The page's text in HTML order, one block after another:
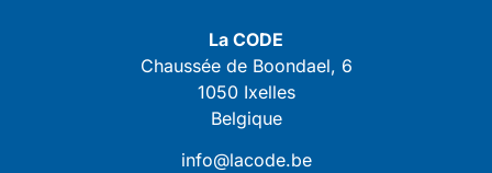
La CODE
Chaussée de Boondael, 6
1050 Ixelles
Belgique
info@lacode.be